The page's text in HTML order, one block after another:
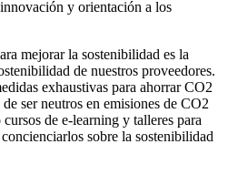
y orientación a los
mejorar la sostenibilidad es la
de nuestros proveedores.
exhaustivas para ahorrar CO2
ser neutros en emisiones de CO2
de e-learning y talleres para
sobre la sostenibilidad